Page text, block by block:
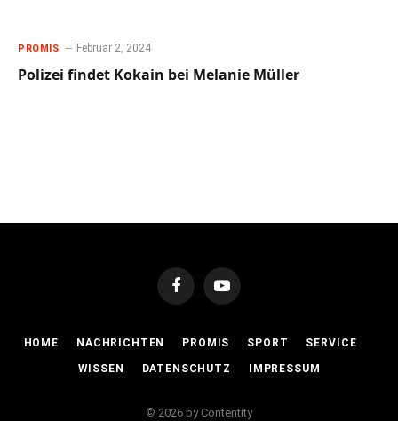
PROMIS Februar 2, 2024
Polizei findet Kokain bei Melanie Müller
FacebookYouTube
HOME NACHRICHTEN PROMIS SPORT SERVICE
WISSEN DATENSCHUTZ IMPRESSUM
© 2026 by Contentity